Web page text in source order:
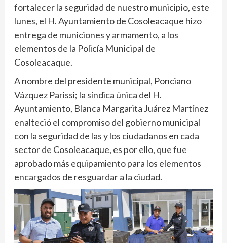
fortalecer la seguridad de nuestro municipio, este
lunes, el H. Ayuntamiento de Cosoleacaque hizo
entrega de municiones y armamento, a los
elementos de la Policía Municipal de
Cosoleacaque.
A nombre del presidente municipal, Ponciano
Vázquez Parissi; la síndica única del H.
Ayuntamiento, Blanca Margarita Juárez Martínez
enalteció el compromiso del gobierno municipal
con la seguridad de las y los ciudadanos en cada
sector de Cosoleacaque, es por ello, que fue
aprobado más equipamiento para los elementos
encargados de resguardar a la ciudad.